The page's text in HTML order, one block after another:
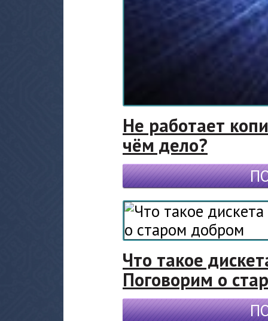
Не работает
чём дело?
Что такое
Поговорим о